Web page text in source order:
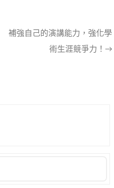
補強自己的演講能力，強化學
術生涯競爭力！→